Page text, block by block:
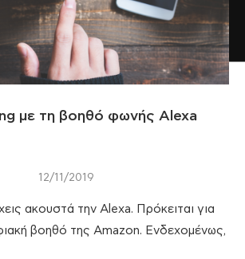
με τη βοηθό φωνής Alexa
12/11/2019
ακουστά την Alexa. Πρόκειται για
βοηθό της Amazon. Ενδεχομένως,